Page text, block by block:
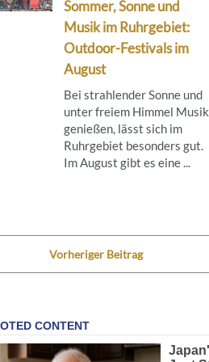
Sommer, Sonne und
Musik im Ruhrgebiet:
Outdoor-Festivals im
August
Bei strahlender Sonne und
unter freiem Himmel Musik
genießen, lässt sich im
Ruhrgebiet besonders gut.
Im August gibt es eine ...
Vorheriger Beitrag